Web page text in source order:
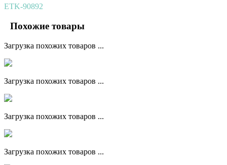
ETK-90892
Похожие товары
Загрузка похожих товаров ...
Загрузка похожих товаров ...
Загрузка похожих товаров ...
Загрузка похожих товаров ...